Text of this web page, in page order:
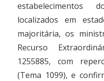
estabelecimentos
localizados em
majoritária, os
Recurso
1255885, com
(Tema 1099), e